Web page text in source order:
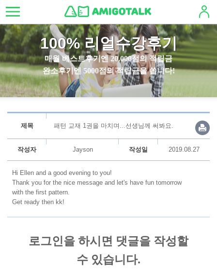
100% 리얼수강후기
매월 베스트후기엔 20,000점의 적립금
완소후기엔 5000점의 적립금을 쏩니다!
제목 패턴 교재 1권을 마치며...선생님께 써봐요.
작성자 Jayson 작성일 2019.08.27
Hi Ellen and a good evening to you!
Thank you for the nice message and let's have fun tomorrow
with the first pattern.
Get ready then kk!